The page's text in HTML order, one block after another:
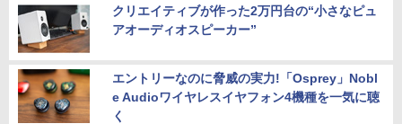
クリエイティブが作った2万円台の“小さなピュ
アオーディオスピーカー”
エントリーなのに脅威の実力!「Osprey」Nobl
e Audioワイヤレスイヤフォン4機種を一気に聴
く